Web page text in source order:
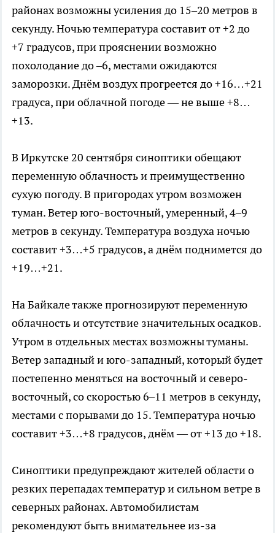
районах возможны усиления до 15–20 метров в
секунду. Ночью температура составит от +2 до
+7 градусов, при прояснении возможно
похолодание до –6, местами ожидаются
заморозки. Днём воздух прогреется до +16…+21
градуса, при облачной погоде — не выше +8…
+13.
В Иркутске 20 сентября синоптики обещают
переменную облачность и преимущественно
сухую погоду. В пригородах утром возможен
туман. Ветер юго-восточный, умеренный, 4–9
метров в секунду. Температура воздуха ночью
составит +3…+5 градусов, а днём поднимется до
+19…+21.
На Байкале также прогнозируют переменную
облачность и отсутствие значительных осадков.
Утром в отдельных местах возможны туманы.
Ветер западный и юго-западный, который будет
постепенно меняться на восточный и северо-
восточный, со скоростью 6–11 метров в секунду,
местами с порывами до 15. Температура ночью
составит +3…+8 градусов, днём — от +13 до +18.
Синоптики предупреждают жителей области о
резких перепадах температур и сильном ветре в
северных районах. Автомобилистам
рекомендуют быть внимательнее из-за